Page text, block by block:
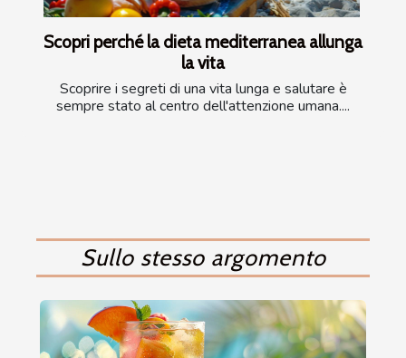
Scopri perché la dieta mediterranea allunga
la vita
Scoprire i segreti di una vita lunga e salutare è
sempre stato al centro dell'attenzione umana....
Sullo stesso argomento